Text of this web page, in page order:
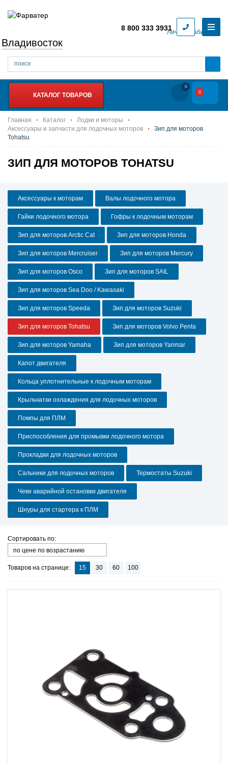
Личный кабинет
Владивосток
8 800 333 3931
КАТАЛОГ ТОВАРОВ
0
0
Главная Каталог
Лодки и моторы
Аксессуары и запчасти для лодочных моторов
Зип для моторов
Tohatsu
ЗИП ДЛЯ МОТОРОВ TOHATSU
Аксессуары к моторам Валы лодочного мотора
Гайки лодочного мотора Гофры к лодочным моторам
Зип для моторов Arctic Cat Зип для моторов Honda
Зип для моторов Mercruiser Зип для моторов Mercury
Зип для моторов Osco Зип для моторов SAIL
Зип для моторов Sea Doo / Kawasaki
Зип для моторов Speeda Зип для моторов Suzuki
Зип для моторов Tohatsu Зип для моторов Volvo Penta
Зип для моторов Yamaha Зип для моторов Yanmar
Капот двигателя
Кольца уплотнительные к лодочным моторам
Крыльчатки охлаждения для лодочных моторов
Помпы для ПЛМ
Приспособления для промывки лодочного мотора
Прокладки для лодочных моторов
Сальники для лодочных моторов Термостаты Suzuki
Чеки аварийной остановки двигателя
Шнуры для стартера к ПЛМ
Сортировать по:
по цене по возрастанию
Товаров на странице: 15 30 60 100